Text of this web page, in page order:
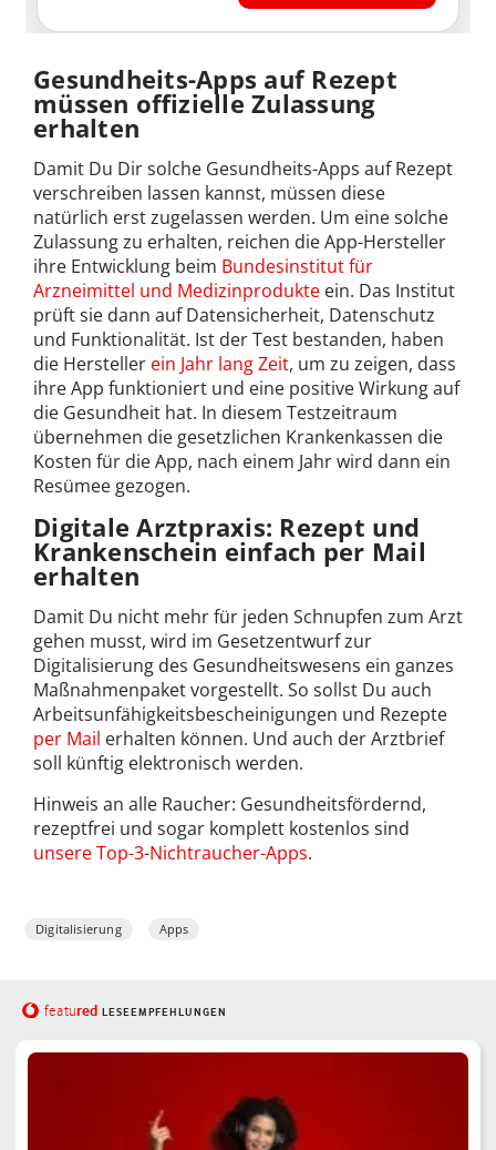
Gesundheits-Apps auf Rezept
müssen offizielle Zulassung
erhalten
Damit Du Dir solche Gesundheits-Apps auf Rezept
verschreiben lassen kannst, müssen diese
natürlich erst zugelassen werden. Um eine solche
Zulassung zu erhalten, reichen die App-Hersteller
ihre Entwicklung beim Bundesinstitut für
Arzneimittel und Medizinprodukte ein. Das Institut
prüft sie dann auf Datensicherheit, Datenschutz
und Funktionalität. Ist der Test bestanden, haben
die Hersteller ein Jahr lang Zeit, um zu zeigen, dass
ihre App funktioniert und eine positive Wirkung auf
die Gesundheit hat. In diesem Testzeitraum
übernehmen die gesetzlichen Krankenkassen die
Kosten für die App, nach einem Jahr wird dann ein
Resümee gezogen.
Digitale Arztpraxis: Rezept und
Krankenschein einfach per Mail
erhalten
Damit Du nicht mehr für jeden Schnupfen zum Arzt
gehen musst, wird im Gesetzentwurf zur
Digitalisierung des Gesundheitswesens ein ganzes
Maßnahmenpaket vorgestellt. So sollst Du auch
Arbeitsunfähigkeitsbescheinigungen und Rezepte
per Mail erhalten können. Und auch der Arztbrief
soll künftig elektronisch werden.
Hinweis an alle Raucher: Gesundheitsfördernd,
rezeptfrei und sogar komplett kostenlos sind
unsere Top-3-Nichtraucher-Apps.
Digitalisierung Apps
featured LESEEMPFEHLUNGEN